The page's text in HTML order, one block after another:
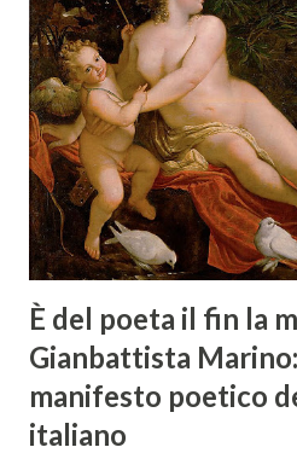
È del poeta il fin la
Gianbattista
manifesto poetico
italiano